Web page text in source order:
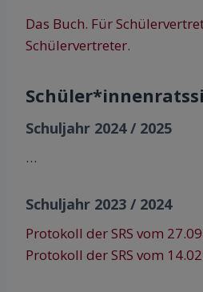
Das Buch. Für
Schülervertreter.
Schuljahr 2024 / 2025
…
Schuljahr 2023 / 2024
Protokoll der SRS vom
Protokoll der SRS vom